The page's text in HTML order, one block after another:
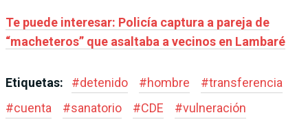
Te puede interesar: Policía captura a pareja de
“macheteros” que asaltaba a vecinos en Lambaré
Etiquetas: #detenido #hombre #transferencia
#cuenta #sanatorio #CDE #vulneración